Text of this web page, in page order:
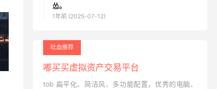
怂。
1年前 (2025-07-12)
吐血推荐
嘟买买虚拟资产交易平台
tob 扁平化、简洁风、多功能配置，优秀的电脑、